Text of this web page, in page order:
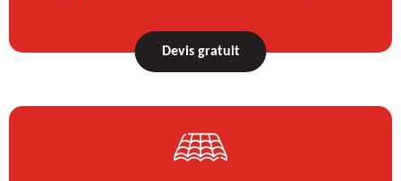
Devis gratuit